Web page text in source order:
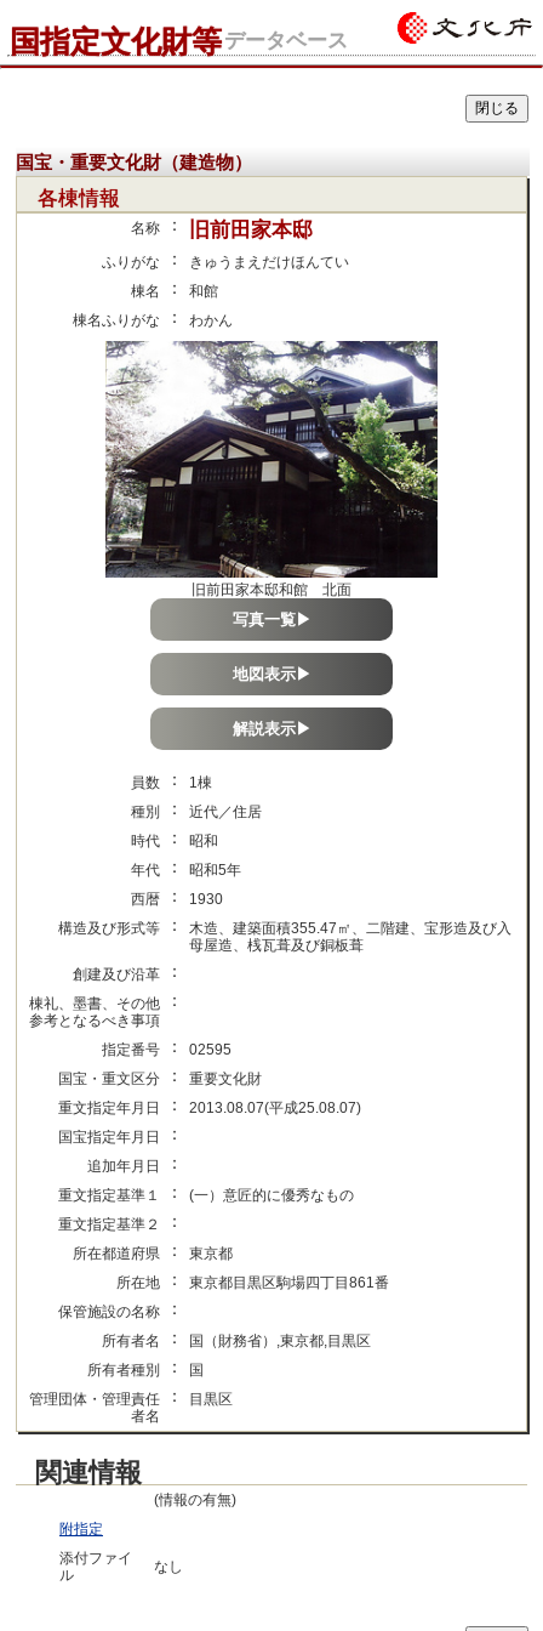
国指定文化財等データベース
国宝・重要文化財（建造物）
各棟情報
名称 ： 旧前田家本邸
ふりがな ：
きゅうまえだけほんてい
棟名
：
和館
棟名ふりがな
： わかん
旧前田家本邸和館 北面
写真一覧▶
地図表示▶
解説表示▶
員数 ：
1棟
種別
：
近代／住居
時代
：
昭和
年代
：
昭和5年
西暦
：
1930
構造及び形式等
：
木造、建築面積355.47㎡、二階建、宝形造及び入
母屋造、桟瓦葺及び銅板葺
創建及び沿革
：
棟礼、墨書、その他
参考となるべき事項
：
指定番号 ：
02595
国宝・重文区分
：
重要文化財
重文指定年月日
：
2013.08.07(平成25.08.07)
国宝指定年月日
：
追加年月日 ：
重文指定基準１ ：
(一）意匠的に優秀なもの
重文指定基準２
：
所在都道府県 ：
東京都
所在地
：
東京都目黒区駒場四丁目861番
保管施設の名称
：
所有者名 ：
国（財務省）,東京都,目黒区
所有者種別
：
国
管理団体・管理責任
者名
： 目黒区
関連情報
(情報の有無)
附指定
添付ファイ
ル
なし